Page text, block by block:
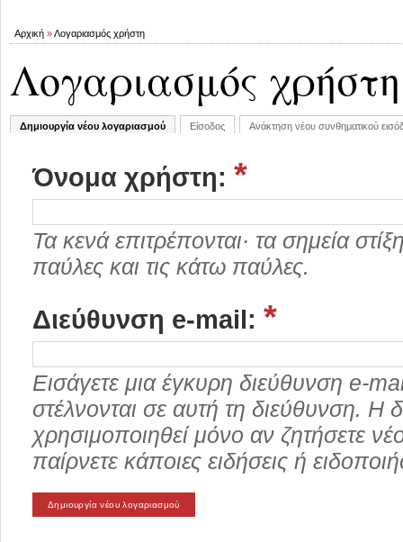
Αρχική »Λογαριασμός χρήστη
Λογαριασμός χρήστη
Δημιουργία νέου λογαριασμού Είσοδος Ανάκτηση νέου συνθηματικού
Όνομα χρήστη: *
Τα κενά επιτρέπονται· τα σημεία
παύλες και τις κάτω παύλες.
Διεύθυνση e-mail: *
Εισάγετε μια έγκυρη διεύθυνση e-
στέλνονται σε αυτή τη διεύθυνση. Η
χρησιμοποιηθεί μόνο αν ζητήσετε
παίρνετε κάποιες ειδήσεις ή